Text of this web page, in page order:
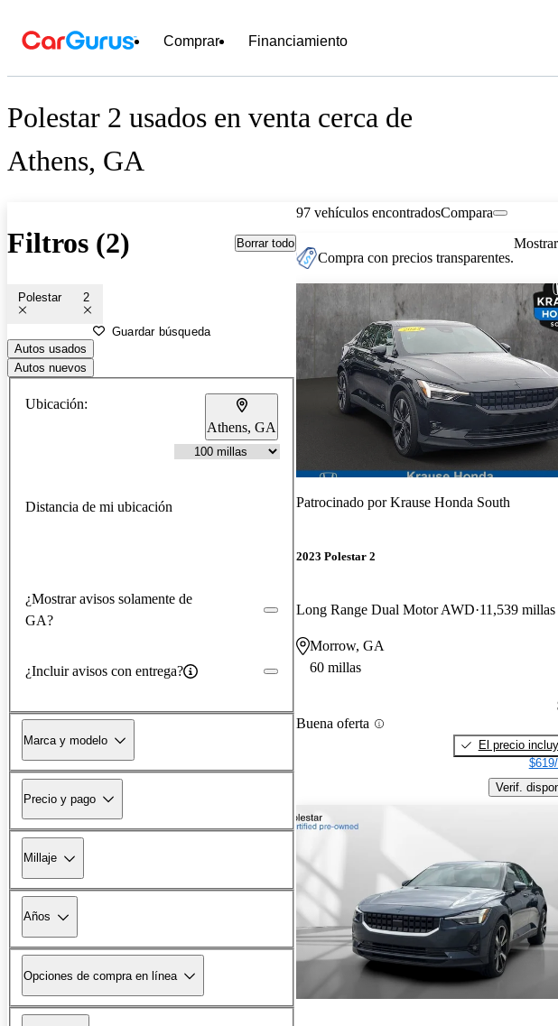
Comprar Financiamiento
Polestar 2 usados en venta cerca de
Athens, GA
Filtros (2) Borrar todo
Polestar 2
Guardar búsqueda
Autos usados
Autos nuevos
Ubicación:
Athens, GA
Distancia de mi ubicación
¿Mostrar avisos solamente de
GA?
¿Incluir avisos con entrega?
Marca y modelo
Precio y pago
Millaje
Años
Opciones de compra en línea
97 vehículos encontradosCompara
Compra con precios transparentes.
Patrocinado porKrause Honda South
2023 Polestar 2
Long Range Dual Motor AWD 11,539 millas
Morrow, GA
60 millas
Buena oferta
El precio
Verif.